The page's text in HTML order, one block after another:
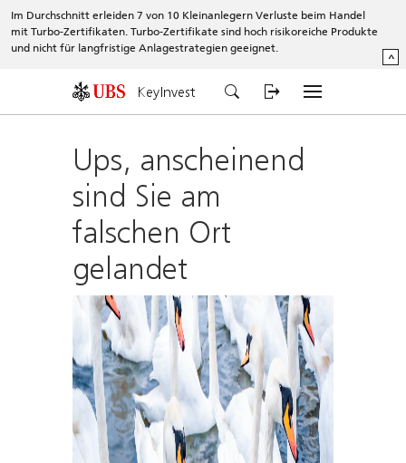
Im Durchschnitt erleiden 7 von 10 Kleinanlegern Verluste beim Handel
mit Turbo-Zertifikaten. Turbo-Zertifikate sind hoch risikoreiche Produkte
und nicht für langfristige Anlagestrategien geeignet.
^
KeyInvest
Ups, anscheinend
sind Sie am
falschen Ort
gelandet